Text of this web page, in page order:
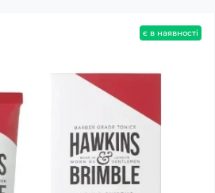
є в наявності